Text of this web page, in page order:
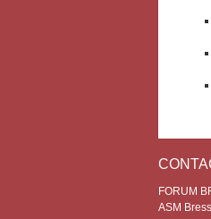
FORUM
ASM